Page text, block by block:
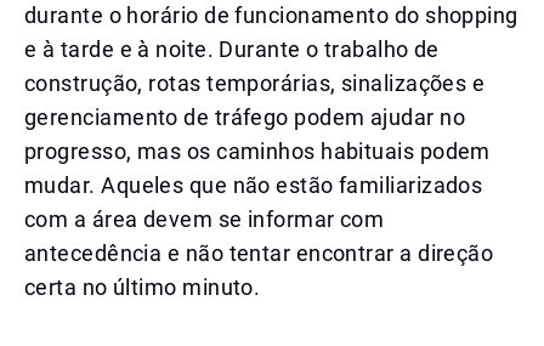
durante o horário de funcionamento do shopping
e à tarde e à noite. Durante o trabalho de
construção, rotas temporárias, sinalizações e
gerenciamento de tráfego podem ajudar no
progresso, mas os caminhos habituais podem
mudar. Aqueles que não estão familiarizados
com a área devem se informar com
antecedência e não tentar encontrar a direção
certa no último minuto.